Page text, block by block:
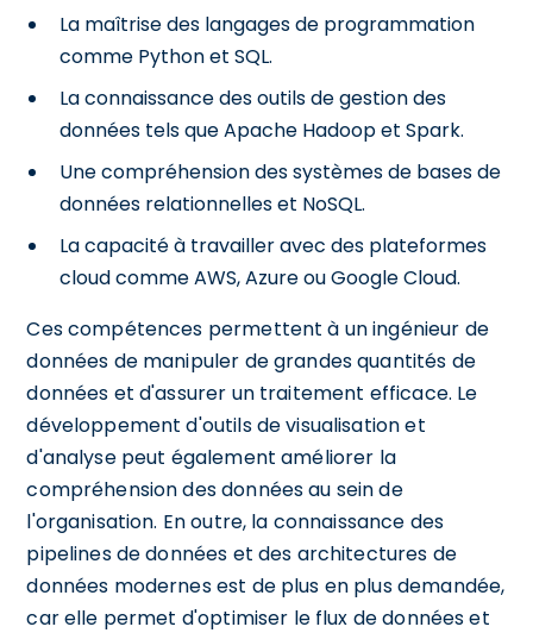
La maîtrise des langages de programmation
comme Python et SQL.
La connaissance des outils de gestion des
données tels que Apache Hadoop et Spark.
Une compréhension des systèmes de bases de
données relationnelles et NoSQL.
La capacité à travailler avec des plateformes
cloud comme AWS, Azure ou Google Cloud.
Ces compétences permettent à un ingénieur de
données de manipuler de grandes quantités de
données et d'assurer un traitement efficace. Le
développement d'outils de visualisation et
d'analyse peut également améliorer la
compréhension des données au sein de
l'organisation. En outre, la connaissance des
pipelines de données et des architectures de
données modernes est de plus en plus demandée,
car elle permet d'optimiser le flux de données et